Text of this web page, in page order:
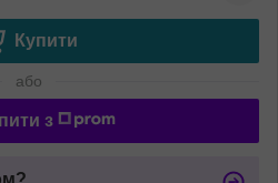
Купити
або
з